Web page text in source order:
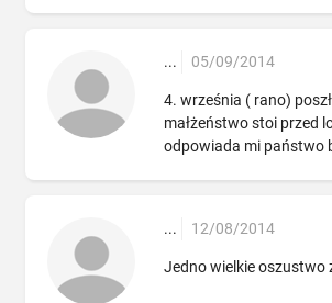
... 05/09/2014
4. września ( rano)
małżeństwo stoi przed
odpowiada mi państwo
... 12/08/2014
Jedno wielkie oszustwo